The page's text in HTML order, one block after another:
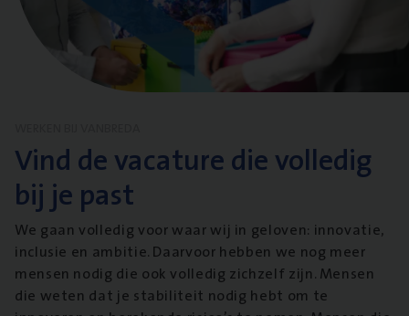
Vind de vacature die volledig
bij je past
We gaan volledig voor waar wij in geloven: innovatie,
inclusie en ambitie. Daarvoor hebben we nog meer
mensen nodig die ook volledig zichzelf zijn. Mensen
die weten dat je stabiliteit nodig hebt om te